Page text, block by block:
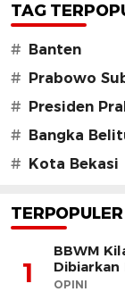
TAG
# Banten
# Prabowo
# Presiden
# Bangka
# Kota Bekasi
TERPOPULER
1
BBWM
Dibiarkan
OPINI